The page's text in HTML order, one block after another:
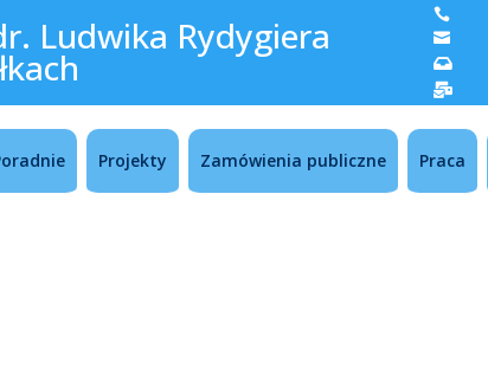
Ludwika Rydygiera 



Projekty Zamówienia publiczne Praca